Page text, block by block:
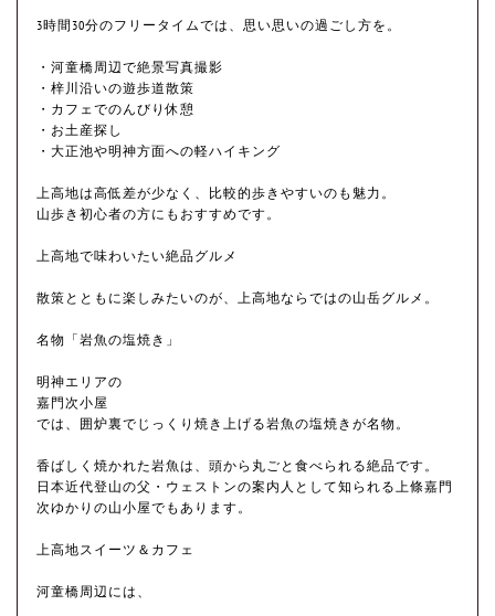
3時間30分のフリータイムでは、思い思いの過ごし方を。
・河童橋周辺で絶景写真撮影
・梓川沿いの遊歩道散策
・カフェでのんびり休憩
・お土産探し
・大正池や明神方面への軽ハイキング
上高地は高低差が少なく、比較的歩きやすいのも魅力。
山歩き初心者の方にもおすすめです。
上高地で味わいたい絶品グルメ
散策とともに楽しみたいのが、上高地ならではの山岳グルメ。
名物「岩魚の塩焼き」
明神エリアの
嘉門次小屋
では、囲炉裏でじっくり焼き上げる岩魚の塩焼きが名物。
香ばしく焼かれた岩魚は、頭から丸ごと食べられる絶品です。
日本近代登山の父・ウェストンの案内人として知られる上條嘉門
次ゆかりの山小屋でもあります。
上高地スイーツ＆カフェ
河童橋周辺には、